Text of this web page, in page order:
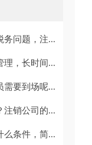
务问题，注...
理，长时间...
需要到场呢...
注销公司的...
么条件，简...